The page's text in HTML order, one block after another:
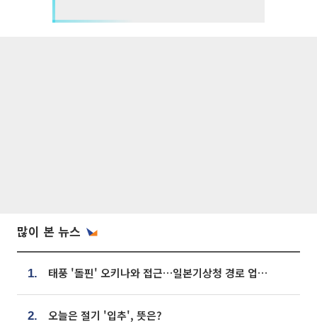
많이 본 뉴스
1. 태풍 '돌핀' 오키나와 접근…일본기상청 경로 업데이트
2. 오늘은 절기 '입추', 뜻은?